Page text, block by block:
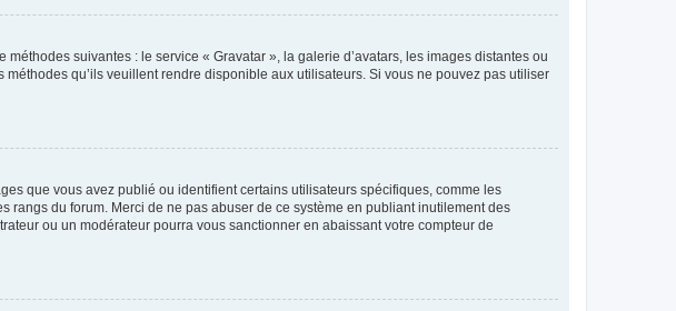
suivantes : le service « Gravatar », la galerie d’avatars, les images distantes ou
qu’ils veuillent rendre disponible aux utilisateurs. Si vous ne pouvez pas utiliser
que vous avez publié ou identifient certains utilisateurs spécifiques, comme les
du forum. Merci de ne pas abuser de ce système en publiant inutilement des
ou un modérateur pourra vous sanctionner en abaissant votre compteur de